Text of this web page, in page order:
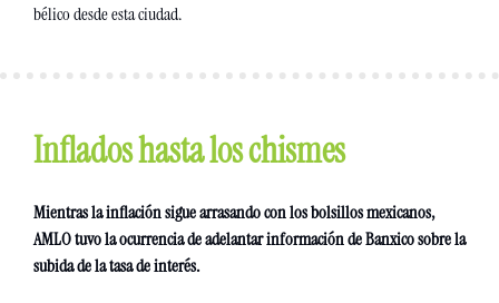
bélico desde esta ciudad.
Inflados hasta los chismes
Mientras la inflación sigue arrasando con los bolsillos mexicanos,
AMLO tuvo la ocurrencia de adelantar información de Banxico sobre la
subida de la tasa de interés.